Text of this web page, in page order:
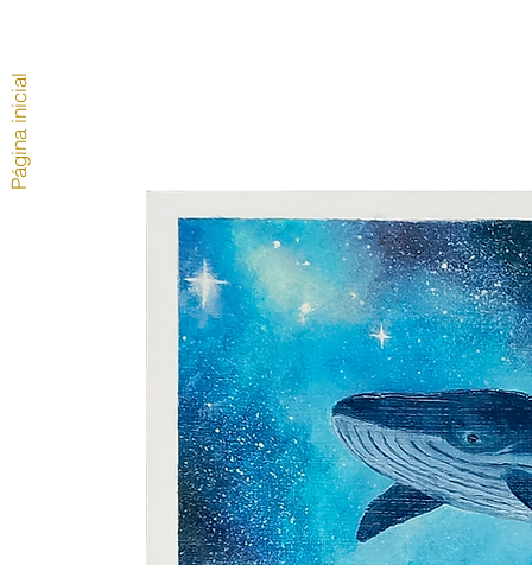
Página inicial